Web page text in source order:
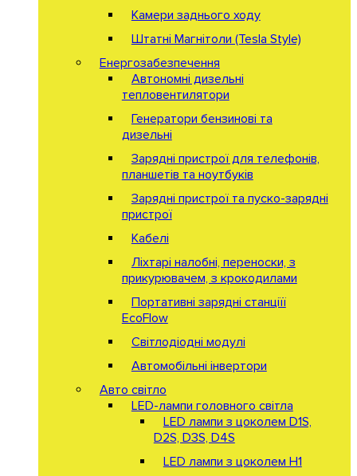
Камери заднього ходу
Штатні Магнітоли (Tesla Style)
Енергозабезпечення
Автономні дизельні
тепловентилятори
Генератори бензинові та
дизельні
Зарядні пристрої для телефонів,
планшетів та ноутбуків
Зарядні пристрої та пуско-зарядні
пристрої
Кабелі
Ліхтарі налобні, переноски, з
прикурювачем, з крокодилами
Портативні зарядні станціїї
EcoFlow
Світлодіодні модулі
Автомобільні інвертори
Авто світло
LED-лампи головного світла
LED лампи з цоколем D1S,
D2S, D3S, D4S
LED лампи з цоколем H1